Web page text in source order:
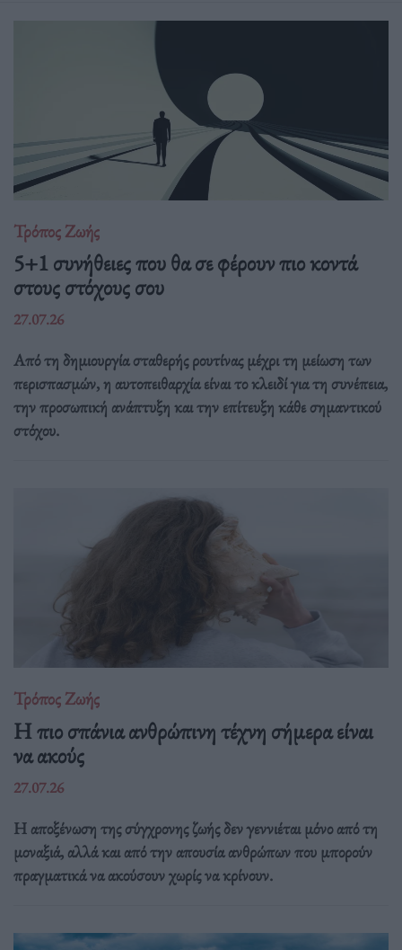
Τρόπος Ζωής
5+1 συνήθειες που θα σε φέρουν πιο κοντά
στους στόχους σου
27.07.26
Από τη δημιουργία σταθερής ρουτίνας μέχρι τη μείωση των
περισπασμών, η αυτοπειθαρχία είναι το κλειδί για τη συνέπεια,
την προσωπική ανάπτυξη και την επίτευξη κάθε σημαντικού
στόχου.
Τρόπος Ζωής
Η πιο σπάνια ανθρώπινη τέχνη σήμερα είναι
να ακούς
27.07.26
Η αποξένωση της σύγχρονης ζωής δεν γεννιέται μόνο από τη
μοναξιά, αλλά και από την απουσία ανθρώπων που μπορούν
πραγματικά να ακούσουν χωρίς να κρίνουν.